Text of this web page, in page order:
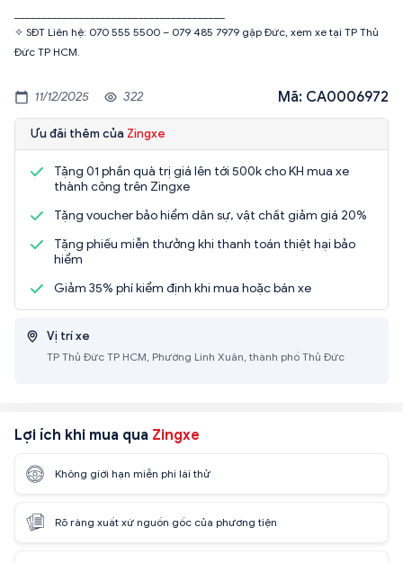
✧ SĐT Liên hệ: 070 555 5500 – 079 485 7979 gặp Đức, xem xe tại TP Thủ
Đức TP HCM.
11/12/2025 322 Mã: CA0006972
Ưu đãi thêm của Zingxe
Tặng 01 phần quà trị giá lên tới 500k cho KH mua xe
thành công trên Zingxe
Tặng voucher bảo hiểm dân sự, vật chất giảm giá 20%
Tặng phiếu miễn thưởng khi thanh toán thiệt hại bảo
hiểm
Giảm 35% phí kiểm định khi mua hoặc bán xe
Vị trí xe
TP Thủ Đức TP HCM, Phường Linh Xuân, thành phố Thủ Đức
Lợi ích khi mua qua Zingxe
Không giới hạn miễn phí lái thử
Rõ ràng xuất xứ nguồn gốc của phương tiện